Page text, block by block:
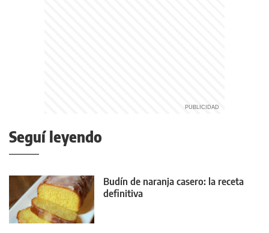
Seguí leyendo
Budín de naranja casero: la receta
definitiva